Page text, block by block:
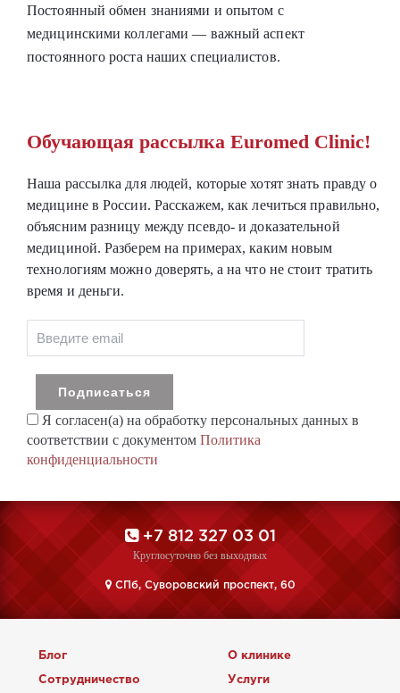
Постоянный обмен знаниями и опытом с
медицинскими коллегами — важный аспект
постоянного роста наших специалистов.
Обучающая рассылка Euromed Clinic!
Наша рассылка для людей, которые хотят знать правду о
медицине в России. Расскажем, как лечиться правильно,
объясним разницу между псевдо- и доказательной
медициной. Разберем на примерах, каким новым
технологиям можно доверять, а на что не стоит тратить
время и деньги.
Я согласен(а) на обработку персональных данных в
соответствии с документом Политика
конфиденциальности
+7 812 327 03 01
Круглосуточно без выходных
CПб, Суворовский проспект, 60
Блог О клинике
Сотрудничество Услуги